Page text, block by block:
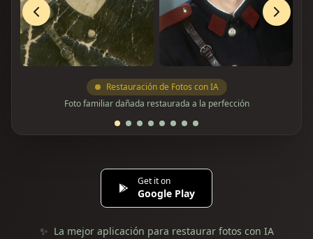
Restauración de Fotos con IA
Foto familiar dañada restaurada a la perfección
Get it on
Google Play
✨ La mejor aplicación para restaurar fotos con IA